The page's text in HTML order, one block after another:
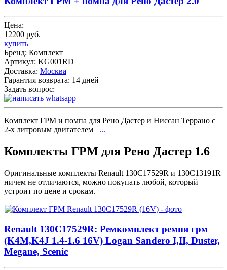
Цена:
12200 руб.
купить
Бренд: Комплект
Артикул: KG001RD
Доставка: Москва
Гарантия возврата: 14 дней
Задать вопрос:
Комплект ГРМ и помпа для Рено Дастер и Ниссан Террано с
2-х литровым двигателем ...
Комплекты ГРМ для Рено Дастер 1.6
Оригинальные комплекты Renault 130C17529R и 130C13191R
ничем не отличаются, можно покупать любой, который
устроит по цене и срокам.
Renault 130C17529R: Ремкомплект ремня грм
(K4M,K4J 1.4-1.6 16V) Logan Sandero I,II, Duster,
Megane, Scenic